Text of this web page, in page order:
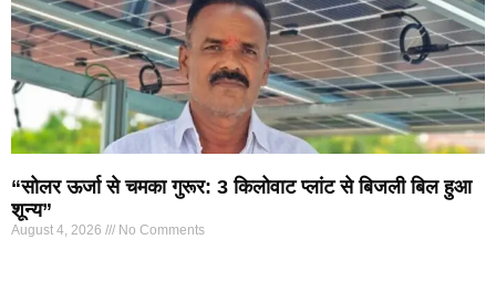
“सोलर ऊर्जा से चमका गुरूर: 3 किलोवाट प्लांट से बिजली बिल हुआ
शून्य”
August 4, 2026 No Comments